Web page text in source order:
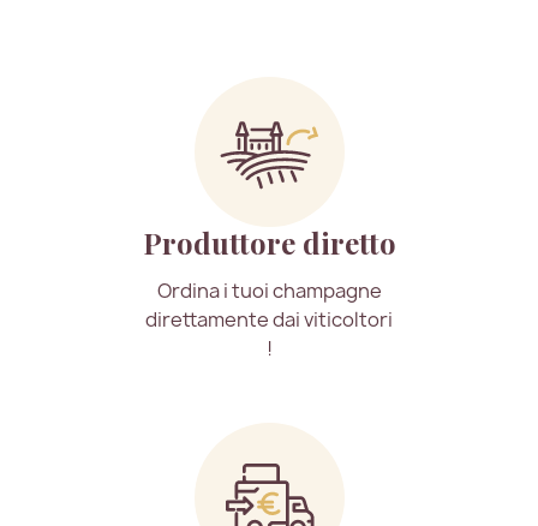
Produttore diretto
Ordina i tuoi champagne
direttamente dai viticoltori
!